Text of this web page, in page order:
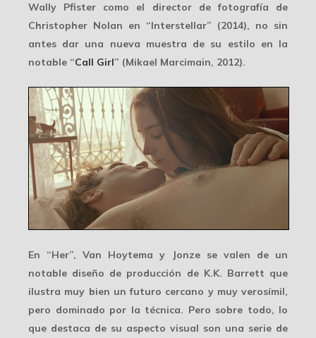
Wally Pfister como el director de fotografía de
Christopher Nolan en “Interstellar” (2014), no sin
antes dar una nueva muestra de su estilo en la
notable “Call Girl” (Mikael Marcimain, 2012).
En “Her”, Van Hoytema y Jonze se valen de un
notable diseño de producción de K.K. Barrett que
ilustra muy bien unfuturo cercano y muy verosímil,
pero dominado por la técnica. Pero sobre todo, lo
que destaca de su aspecto visual son una serie de